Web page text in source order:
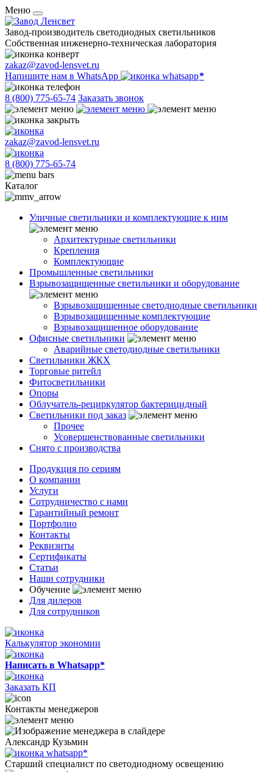
Меню
Завод-производитель светодиодных светильников
Собственная инженерно-техническая лаборатория
zakaz@zavod-lensvet.ru
Напишите нам в WhatsApp
8 (800) 775-65-74 Заказать звонок
zakaz@zavod-lensvet.ru
8 (800) 775-65-74
Каталог
Уличные светильники и комплектующие к ним
Архитектурные светильники
Крепления
Комплектующие
Промышленные светильники
Взрывозащищенные светильники и оборудование
Взрывозащищенные светодиодные светильники
Взрывозащищенные комплектующие
Взрывозащищенное оборудование
Офисные светильники
Аварийные светодиодные светильники
Светильники ЖКХ
Торговые ритейл
Фитосветильники
Опоры
Облучатель-рециркулятор бактерицидный
Светильники под заказ
Прочее
Усовершенствованные светильники
Снято с производства
Продукция по сериям
О компании
Услуги
Сотрудничество с нами
Гарантийный ремонт
Портфолио
Контакты
Реквизиты
Сертификаты
Статьи
Наши сотрудники
Обучение
Для дилеров
Для сотрудников
Калькулятор экономии
Написать в Whatsapp*
Заказать КП
Контакты менеджеров
Александр Кузьмин
Старший специалист по светодиодному освещению